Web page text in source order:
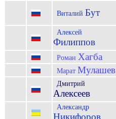
Виталий Бут
Алексей
Филиппов
Роман Хагба
Марат Мулашев
Дмитрий
Алексеев
Александр